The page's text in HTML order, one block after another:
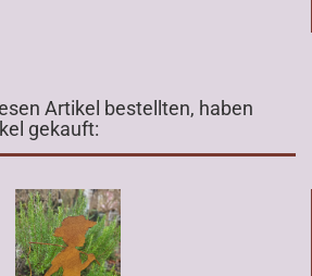
Artikel bestellten, haben
gekauft: